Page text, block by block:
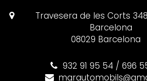
Travesera de les Corts
Barcelona
08029 Barcelona
932 91 95 54 / 696